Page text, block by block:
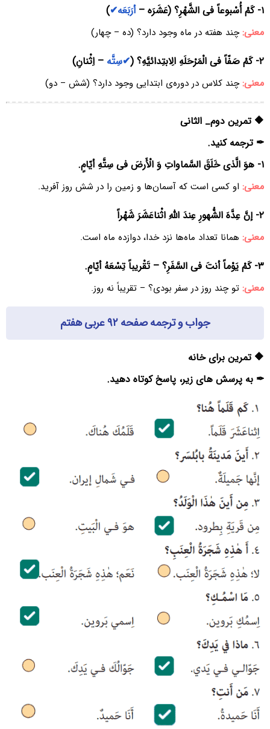
۱- کَمْ أُسْبوعاً فی الشَّهْرِ؟ (عَشَرَه – أرَبَعَه✔)
معنی:چند هفته در ماه وجود دارد؟ (ده – چهار)
۲- کَمْ صَفّاً فی الْمَرْحَلَهِ الِابتِدائیَّهِ؟ ( ✔سِتَّه – اِثْنانِ)
معنی:چند کلاس در دوره‌ی ابتدایی وجود دارد؟ (شش – دو)
🔶 تمرین دوم_ الثانی
✒ ترجمه کنید.
۱- هوَ الَّذی خَلَقَ السَّماواتِ وَ الْأَرضَ فی سِتَّهِ أیّامٍ.
معنی: او کسی است که آسمان‌ها و زمین را در شش روز آفرید.
۲- إنَّ عِدَّهَ الشُّهورِ عِندَ اللّهِ اثْناعَشَرَ شَهْراً
معنی: همانا تعداد ماه‌ها نزد خدا، دوازده ماه است.
۳- کَمْ یَوْماً أنتَ فی السَّفَرِ؟ – تَقْریباً تِسْعَهُ أیّامٍ.
معنی: تو چند روز در سفر بودی؟ – تقریباً نه روز.
جواب و ترجمه صفحه ۹۲ عربی هفتم
🔶 تمرین برای خانه
✒ به پرسش های زیر، پاسخ کوتاه دهید.